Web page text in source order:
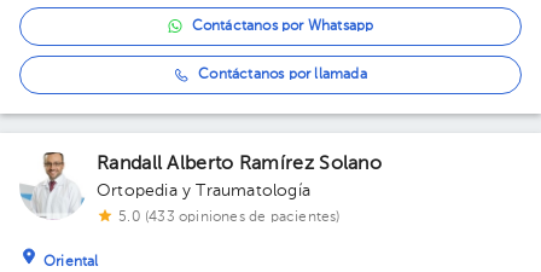
Contáctanos por Whatsapp
Contáctanos por llamada
Randall Alberto Ramírez Solano
Ortopedia y Traumatología
5.0 (433 opiniones de pacientes)
Oriental